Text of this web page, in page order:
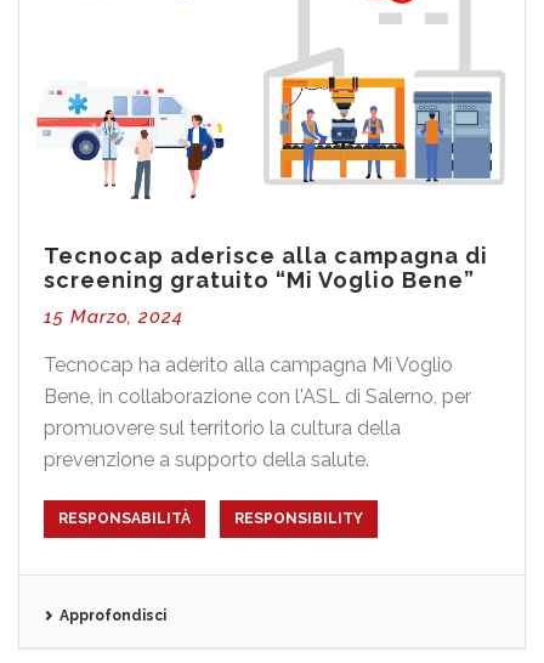
Tecnocap aderisce alla campagna di
screening gratuito “Mi Voglio Bene”
15 Marzo, 2024
Tecnocap ha aderito alla campagna Mi Voglio
Bene, in collaborazione con l'ASL di Salerno, per
promuovere sul territorio la cultura della
prevenzione a supporto della salute.
RESPONSABILITÀ RESPONSIBILITY
Approfondisci